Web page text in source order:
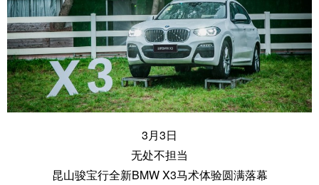
3月3日
无处不担当
昆山骏宝行全新BMW X3马术体验圆满落幕